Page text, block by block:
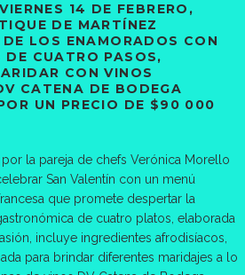
14 DE FEBRERO,
DE MARTÍNEZ
LOS ENAMORADOS CON
DE CUATRO PASOS,
CON VINOS
CATENA DE BODEGA
UN PRECIO DE $90 000
por la pareja de chefs Verónica Morello
San Valentín con un menú
que promete despertar la
de cuatro platos, elaborada
incluye ingredientes afrodisíacos,
para brindar diferentes maridajes a lo